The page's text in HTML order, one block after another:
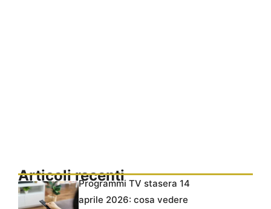
Articoli recentiProgrammi TV stasera 14
aprile 2026: cosa vedere